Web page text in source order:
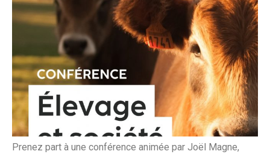
Prenez part à une conférence animée par Joël Magne,